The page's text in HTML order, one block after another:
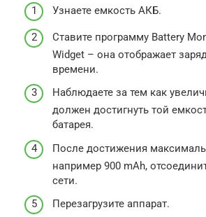
Узнаете емкость АКБ.
Ставите программу Battery
Widget – она отображает
времени.
Наблюдаете за тем как
должен достигнуть той
батарея.
После достижения
например 900 mAh,
сети.
Перезагрузите аппарат.